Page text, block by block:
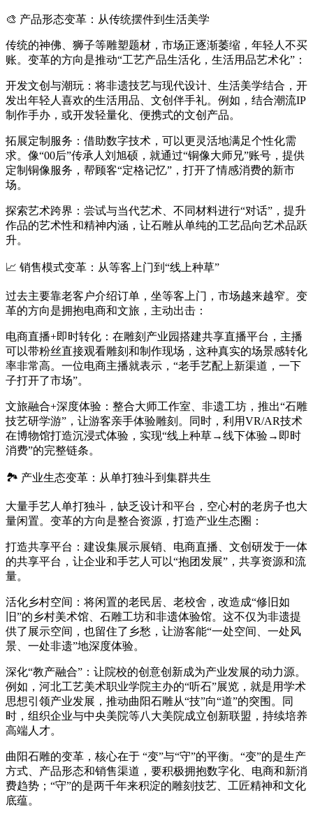
🎨 产品形态变革：从传统摆件到生活美学
传统的神佛、狮子等雕塑题材，市场正逐渐萎缩，年轻人不买
账。变革的方向是推动“工艺产品生活化，生活用品艺术化”：
开发文创与潮玩：将非遗技艺与现代设计、生活美学结合，开
发出年轻人喜欢的生活用品、文创伴手礼。例如，结合潮流IP
制作手办，或开发轻量化、便携式的文创产品。
拓展定制服务：借助数字技术，可以更灵活地满足个性化需
求。像“00后”传承人刘旭硕，就通过“铜像大师兄”账号，提供
定制铜像服务，帮顾客“定格记忆”，打开了情感消费的新市
场。
探索艺术跨界：尝试与当代艺术、不同材料进行“对话”，提升
作品的艺术性和精神内涵，让石雕从单纯的工艺品向艺术品跃
升。
📈 销售模式变革：从等客上门到“线上种草”
过去主要靠老客户介绍订单，坐等客上门，市场越来越窄。变
革的方向是拥抱电商和文旅，主动出击：
电商直播+即时转化：在雕刻产业园搭建共享直播平台，主播
可以带粉丝直接观看雕刻和制作现场，这种真实的场景感转化
率非常高。一位电商主播就表示，“老手艺配上新渠道，一下
子打开了市场”。
文旅融合+深度体验：整合大师工作室、非遗工坊，推出“石雕
技艺研学游”，让游客亲手体验雕刻。同时，利用VR/AR技术
在博物馆打造沉浸式体验，实现“线上种草→线下体验→即时
消费”的完整链条。
🏞️ 产业生态变革：从单打独斗到集群共生
大量手艺人单打独斗，缺乏设计和平台，空心村的老房子也大
量闲置。变革的方向是整合资源，打造产业生态圈：
打造共享平台：建设集展示展销、电商直播、文创研发于一体
的共享平台，让企业和手艺人可以“抱团发展”，共享资源和流
量。
活化乡村空间：将闲置的老民居、老校舍，改造成“修旧如
旧”的乡村美术馆、石雕工坊和非遗体验馆。这不仅为非遗提
供了展示空间，也留住了乡愁，让游客能“一处空间、一处风
景、一处非遗”地深度体验。
深化“教产融合”：让院校的创意创新成为产业发展的动力源。
例如，河北工艺美术职业学院主办的“听石”展览，就是用学术
思想引领产业发展，推动曲阳石雕从“技”向“道”的突围。同
时，组织企业与中央美院等八大美院成立创新联盟，持续培养
高端人才。
曲阳石雕的变革，核心在于 “变”与“守”的平衡。“变”的是生产
方式、产品形态和销售渠道，要积极拥抱数字化、电商和新消
费趋势；“守”的是两千年来积淀的雕刻技艺、工匠精神和文化
底蕴。